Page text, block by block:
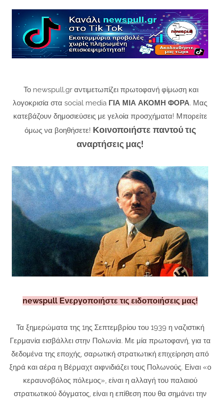
Το newspull.gr αντιμετωπίζει πρωτοφανή φίμωση και
λογοκρισία στα social media ΓΙΑ ΜΙΑ ΑΚΟΜΗ ΦΟΡΑ. Μας
κατεβάζουν δημοσιεύσεις με γελοία προσχήματα! Μπορείτε
όμως να βοηθήσετε! Κοινοποιήστε παντού τις
αναρτήσεις μας!
newspull Ενεργοποιήστε τις ειδοποιήσεις μας!
Τα ξημερώματα της 1ης Σεπτεμβρίου του 1939 η ναζιστική
Γερμανία εισβάλλει στην Πολω­νία. Με μία πρωτοφανή, για τα
δεδομένα της εποχής, σαρωτική στρατιωτική επιχείρηση από
ξηρά και αέρα η Βέρμαχτ αιφνιδιάζει τους Πολωνούς. Είναι «ο
κεραυνοβόλος πόλεμος», είναι η αλλαγή του παλαιού
στρατιωτικού δόγματος, είναι η επίθεση που θα σημάνει την